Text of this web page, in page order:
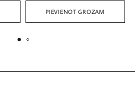
PIEVIENOT GROZAM